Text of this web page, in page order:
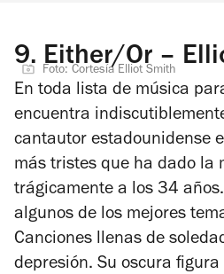
9. Either/Or –
Foto: Cortesía Elliot Smith
En toda lista de música
encuentra
cantautor estadounidense
más tristes que ha dado la
trágicamente a los 34 años.
algunos de los mejores
Canciones llenas de
depresión. Su oscura